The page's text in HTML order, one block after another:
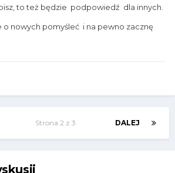
to też będzie podpowiedź dla innych.
o nowych pomyśleć i na pewno zacznę
DALEJ
Strona 2 z 3